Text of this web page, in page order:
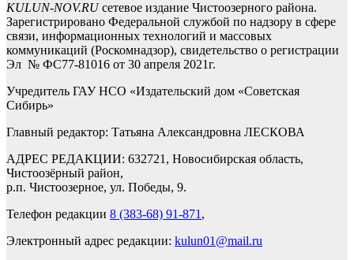
KULUN-NOV.RUсетевое издание Чистоозерного района.
Зарегистрировано Федеральной службой по надзору в сфере
связи, информационных технологий и массовых
коммуникаций (Роскомнадзор), свидетельство о регистрации
Эл № ФС77-81016 от 30 апреля 2021г.
Учредитель ГАУ НСО «Издательский дом «Советская
Сибирь»
Главный редактор: Татьяна Александровна ЛЕСКОВА
АДРЕС РЕДАКЦИИ: 632721, Новосибирская область,
Чистоозёрный район,
р.п. Чистоозерное, ул. Победы, 9.
Телефон редакции 8 (383-68) 91-871 ,
Электронный адрес редакции: kulun01@mail.ru